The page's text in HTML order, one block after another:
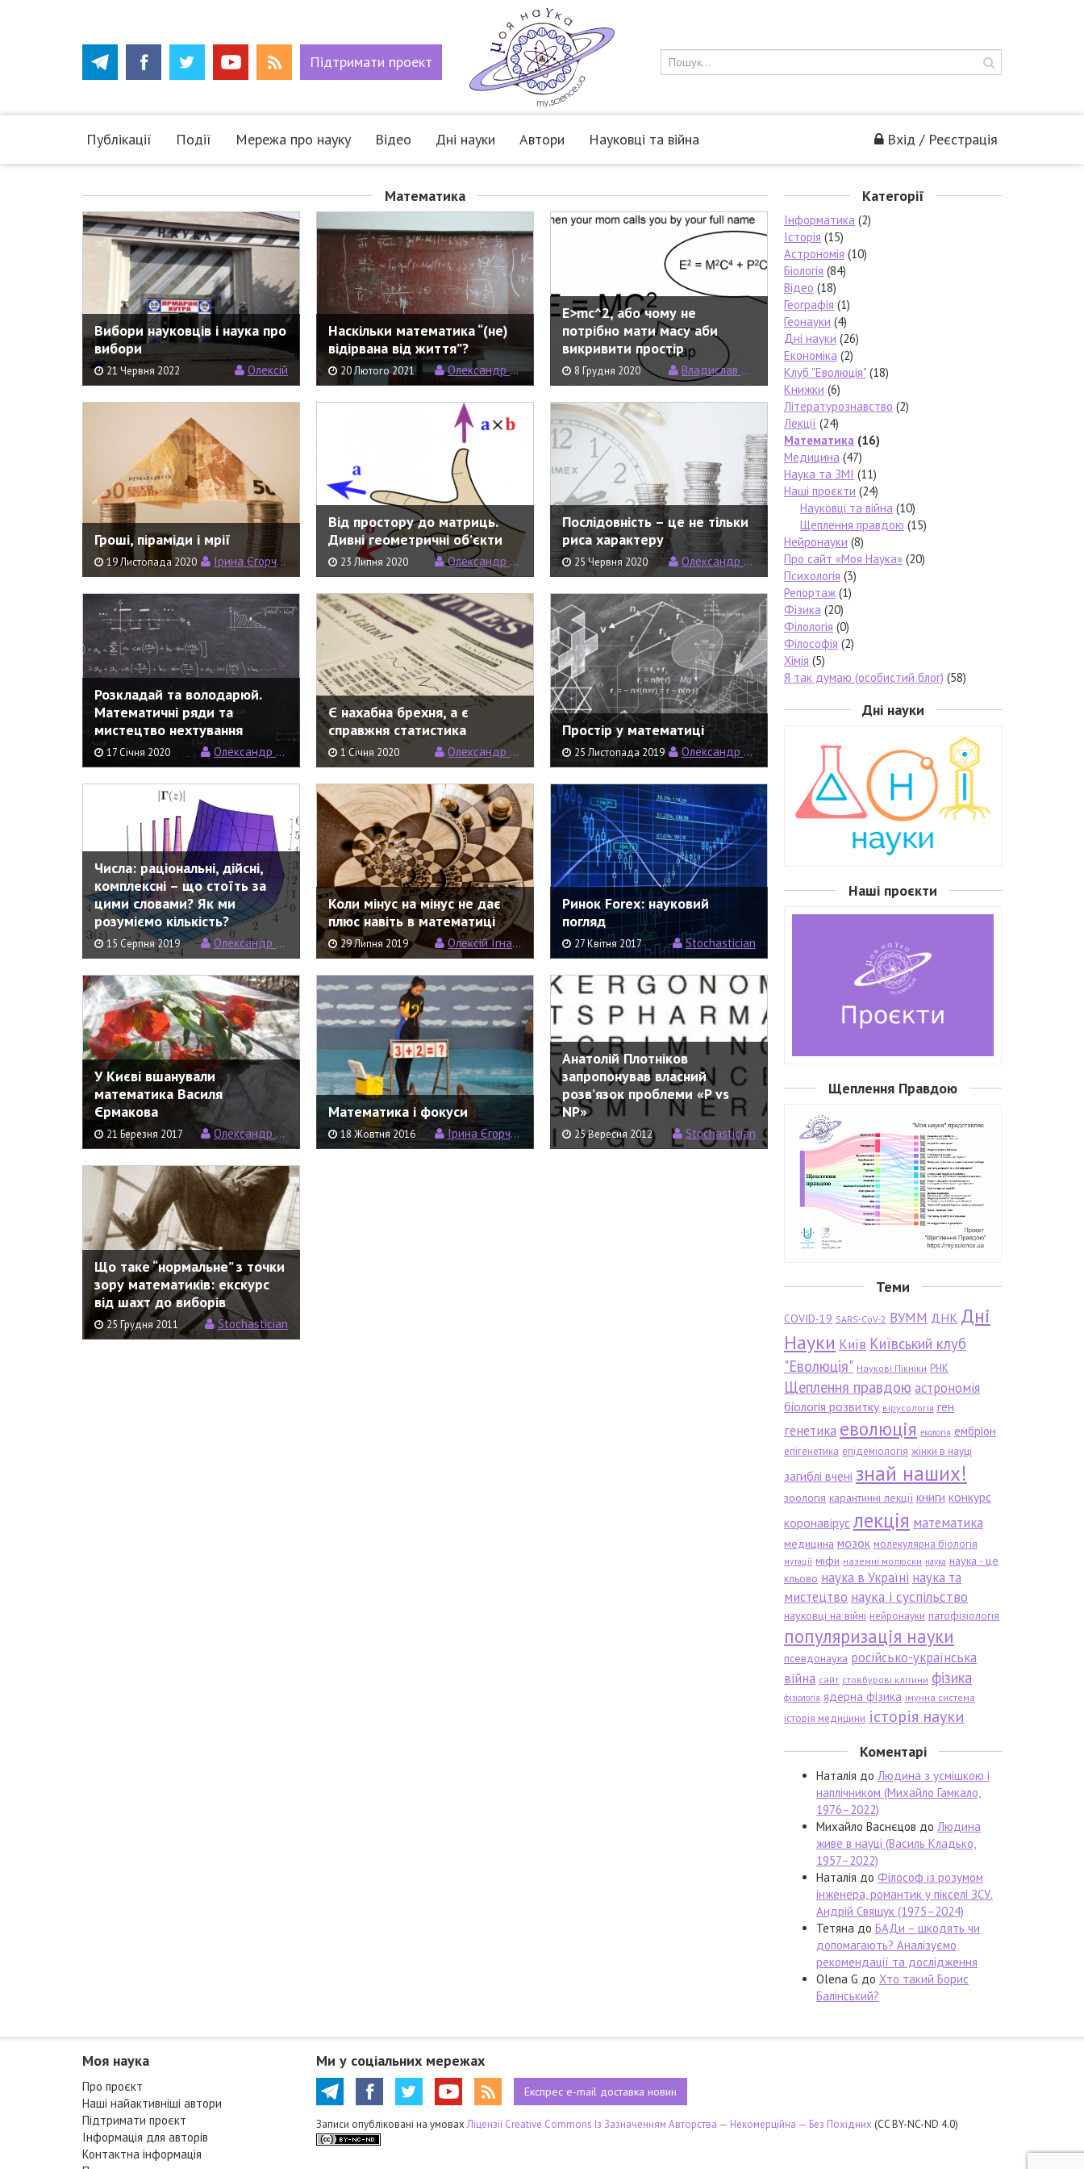
Підтримати проект
Публікації Події Мережа про науку Відео Дні науки Автори Науковці та війна Вхід / Реєстрація
Математика
Вибори науковців і наука про
вибори
21 Червня 2022 Олексій
Наскільки математика “(не)
відірвана від життя”?
20 Лютого 2021 Олександр Рундель
E>mc^2, або чому не
потрібно мати масу аби
викривити простір
8 Грудня 2020 Владислав Вертелецький
Гроші, піраміди і мрії
19 Листопада 2020 Ірина Єгорченко
Від простору до матриць.
Дивні геометричні об’єкти
23 Липня 2020 Олександр Рундель
Послідовність – це не тільки
риса характеру
25 Червня 2020 Олександр Рундель
Розкладай та володарюй.
Математичні ряди та
мистецтво нехтування
17 Січня 2020 Олександр Рундель
Є нахабна брехня, а є
справжня статистика
1 Січня 2020 Олександр Рундель
Простір у математиці
25 Листопада 2019 Олександр Рундель
Числа: раціональні, дійсні,
комплексні – що стоїть за
цими словами? Як ми
розуміємо кількість?
15 Серпня 2019 Олександр Рундель
Коли мінус на мінус не дає
плюс навіть в математиці
29 Липня 2019 Олексій Ігнатенко
Ринок Forex: науковий
погляд
27 Квітня 2017 Stochastician
У Києві вшанували
математика Василя
Єрмакова
21 Березня 2017 Олександр Барановський
Математика і фокуси
18 Жовтня 2016 Ірина Єгорченко
Анатолій Плотніков
запропонував власний
розв’язок проблеми «P vs
NP»
25 Вересня 2012 Stochastician
Що таке “нормальне” з точки
зору математиків: екскурс
від шахт до виборів
25 Грудня 2011 Stochastician
Категорії
Інформатика (2)
Історія (15)
Астрономія (10)
Біологія (84)
Відео (18)
Географія (1)
Геонауки (4)
Дні науки (26)
Економіка (2)
Клуб "Еволюція" (18)
Книжки (6)
Літературознавство (2)
Лекції (24)
Математика (16)
Медицина (47)
Наука та ЗМІ (11)
Наші проєкти (24)
Науковці та війна (10)
Щеплення правдою (15)
Нейронауки (8)
Про сайт «Моя Наука» (20)
Психологія (3)
Репортаж(1)
Фізика (20)
Філологія (0)
Філософія (2)
Хімія (5)
Я так думаю (особистий блог) (58)
Дні науки
Наші проєкти
Щеплення Правдою
Теми
COVID-19 SARS-CoV-2 ВУММ ДНК Дні
Науки Київ Київський клуб
"Еволюція" Наукові Пікніки РНК
Щеплення правдою астрономія
біологія розвитку вірусологія ген
генетика еволюція екологія ембріон
епігенетика епідеміологія жінки в науці
загиблі вчені знай наших!
зоологія карантинні лекції книги конкурс
коронавірус лекція математика
медицина мозок молекулярна біологія
мутації міфи наземні молюски наука наука - це
кльово наука в Україні наука та
мистецтво наука і суспільство
науковці на війні нейронауки патофізіологія
популяризація науки
псевдонаука російсько-українська
війна сайт стовбурові клітини фізика
фізіологія ядерна фізика імунна система
історія медицини історія науки
Коментарі
Наталія до Людина з усмішкою і
наплічником (Михайло Гамкало,
1976–2022)
Михайло Васнєцов до Людина
живе в науці (Василь Кладько,
1957–2022)
Наталія до Філософ із розумом
інженера, романтик у пікселі ЗСУ.
Андрій Свящук (1975–2024)
Тетяна до БАДи – шкодять чи
допомагають? Аналізуємо
рекомендації та дослідження
Olena G до Хто такий Борис
Балінський?
Моя наука
Про проєкт
Наші найактивніші автори
Підтримати проєкт
Інформація для авторів
Контактна інформація
Ми у соціальних мережах
Експрес e-mail доставка новин
Записи опубліковані на умовах Ліцензії Creative Commons Із Зазначенням Авторства — Некомерційна — Без Похідних (CC BY-NC-ND 4.0)